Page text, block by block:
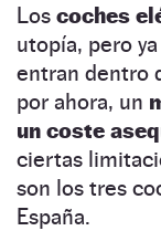
Los coches
utopía, pero
entran dentro
por ahora, un
un coste
ciertas
son los tres
España.